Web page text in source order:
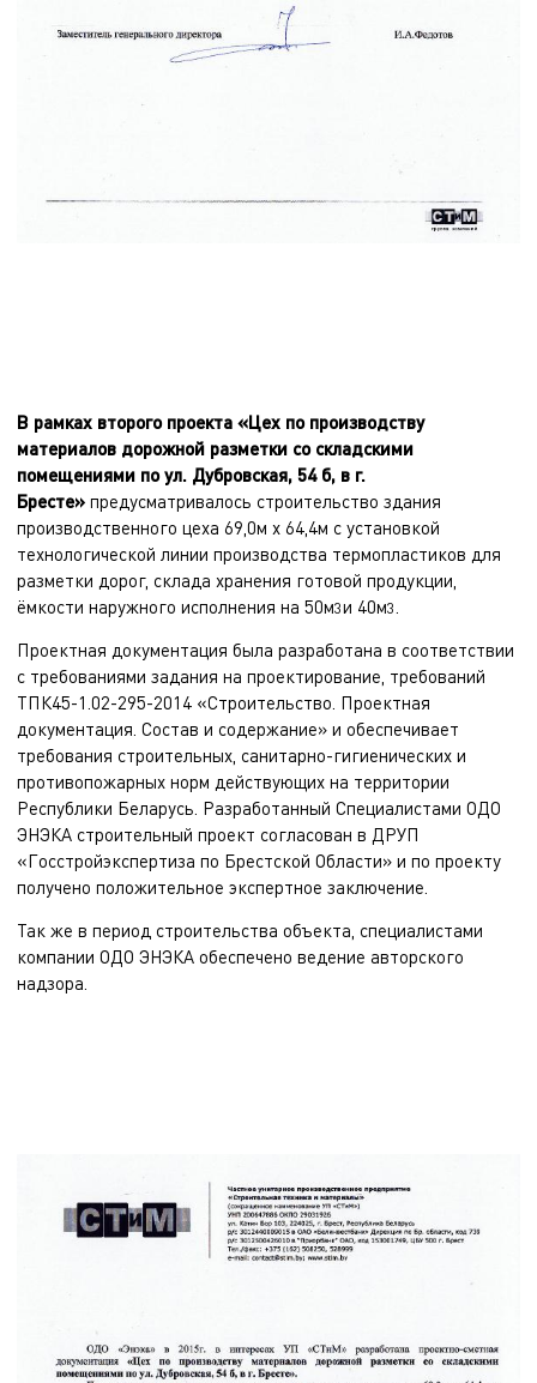
В рамках второго проекта «Цех по производству
материалов дорожной разметки со складскими
помещениями по ул. Дубровская, 54 б, в г.
Бресте» предусматривалось строительство здания
производственного цеха 69,0м х 64,4м с установкой
технологической линии производства термопластиков для
разметки дорог, склада хранения готовой продукции,
ёмкости наружного исполнения на 50м3и 40м3
Проектная документация была разработана в соответствии
с требованиями задания на проектирование, требований
ТПК45-1.02-295-2014 «Строительство. Проектная
документация. Состав и содержание» и обеспечивает
требования строительных, санитарно-гигиенических и
противопожарных норм действующих на территории
Республики Беларусь. Разработанный Специалистами ОДО
ЭНЭКА строительный проект согласован в ДРУП
«Госстройэкспертиза по Брестской Области» и по проекту
получено положительное экспертное заключение.
Так же в период строительства объекта, специалистами
компании ОДО ЭНЭКА обеспечено ведение авторского
надзора.